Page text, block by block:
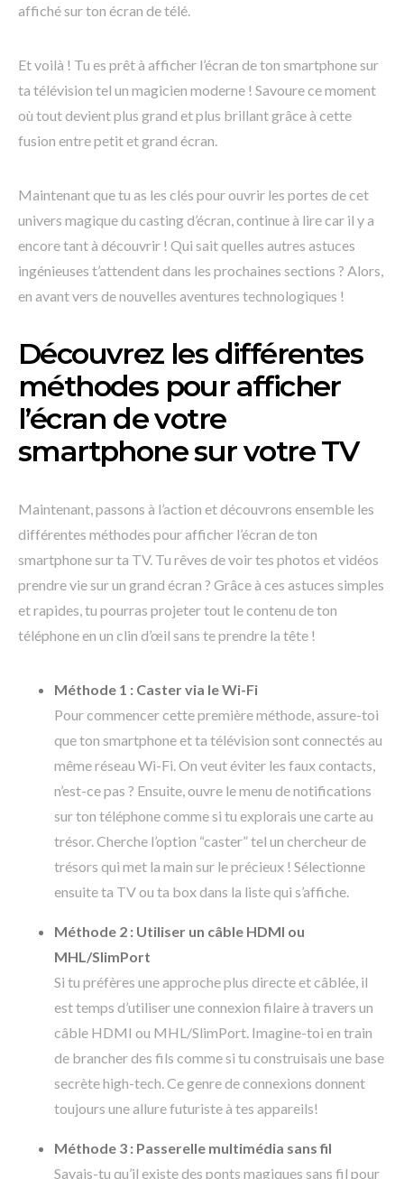
affiché sur ton écran de télé.
Et voilà ! Tu es prêt à afficher l’écran de ton smartphone sur
ta télévision tel un magicien moderne ! Savoure ce moment
où tout devient plus grand et plus brillant grâce à cette
fusion entre petit et grand écran.
Maintenant que tu as les clés pour ouvrir les portes de cet
univers magique du casting d’écran, continue à lire car il y a
encore tant à découvrir ! Qui sait quelles autres astuces
ingénieuses t’attendent dans les prochaines sections ? Alors,
en avant vers de nouvelles aventures technologiques !
Découvrez les différentes
méthodes pour afficher
l’écran de votre
smartphone sur votre TV
Maintenant, passons à l’action et découvrons ensemble les
différentes méthodes pour afficher l’écran de ton
smartphone sur ta TV. Tu rêves de voir tes photos et vidéos
prendre vie sur un grand écran ? Grâce à ces astuces simples
et rapides, tu pourras projeter tout le contenu de ton
téléphone en un clin d’œil sans te prendre la tête !
Méthode 1 : Caster via le Wi-Fi
Pour commencer cette première méthode, assure-toi
que ton smartphone et ta télévision sont connectés au
même réseau Wi-Fi. On veut éviter les faux contacts,
n’est-ce pas ? Ensuite, ouvre le menu de notifications
sur ton téléphone comme si tu explorais une carte au
trésor. Cherche l’option “caster” tel un chercheur de
trésors qui met la main sur le précieux ! Sélectionne
ensuite ta TV ou ta box dans la liste qui s’affiche.
Méthode 2 : Utiliser un câble HDMI ou
MHL/SlimPort
Si tu préfères une approche plus directe et câblée, il
est temps d’utiliser une connexion filaire à travers un
câble HDMI ou MHL/SlimPort. Imagine-toi en train
de brancher des fils comme si tu construisais une base
secrète high-tech. Ce genre de connexions donnent
toujours une allure futuriste à tes appareils!
Méthode 3 : Passerelle multimédia sans fil
Savais-tu qu’il existe des ponts magiques sans fil pour